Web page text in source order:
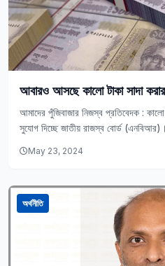
আবারও আসছে কালো টাকা সাদা
আমাদের পুঁজিবাজার নিজস্ব প্রতিবেদক : কালো
সুযোগ দিচ্ছে জাতীয় রাজস্ব বোর্ড
May 23, 2024
অর্থনীতি